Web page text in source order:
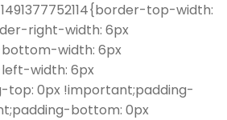
top-width:
right-width: 6px
width: 6px
width: 6px
top: 0px !important;padding-
bottom: 0px